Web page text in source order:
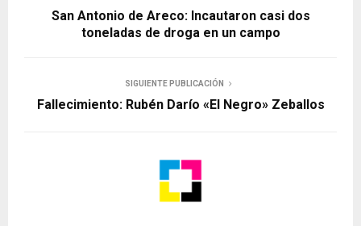
San Antonio de Areco: Incautaron casi dos
toneladas de droga en un campo
SIGUIENTE PUBLICACIÓN
Fallecimiento: Rubén Darío «El Negro» Zeballos